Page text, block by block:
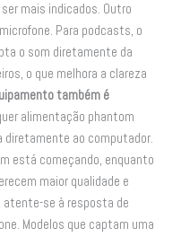
mais indicados. Outro
Para podcasts, o
o som diretamente da
o que melhora a clareza
também é
alimentação phantom
diretamente ao computador.
está começando, enquanto
maior qualidade e
atente-se à resposta de
Modelos que captam uma